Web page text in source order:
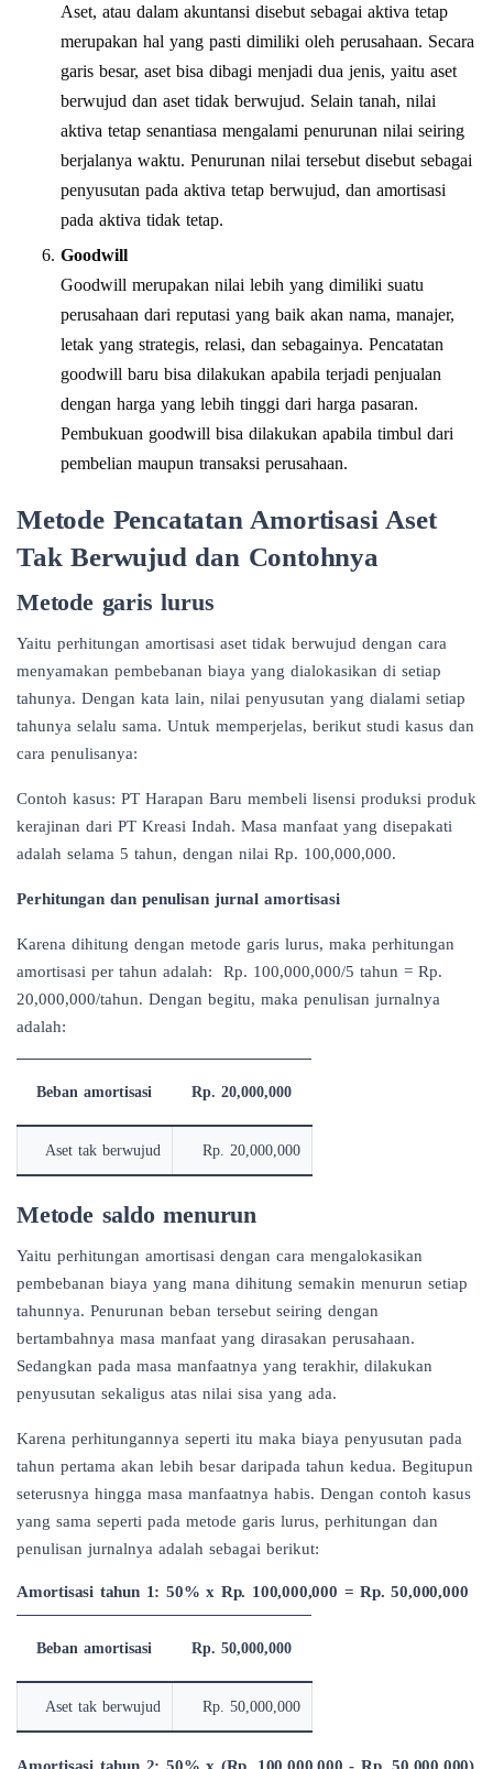
Aset, atau dalam akuntansi disebut sebagai aktiva tetap
merupakan hal yang pasti dimiliki oleh perusahaan. Secara
garis besar, aset bisa dibagi menjadi dua jenis, yaitu aset
berwujud dan aset tidak berwujud. Selain tanah, nilai
aktiva tetap senantiasa mengalami penurunan nilai seiring
berjalanya waktu. Penurunan nilai tersebut disebut sebagai
penyusutan pada aktiva tetap berwujud, dan amortisasi
pada aktiva tidak tetap.
Goodwill
Goodwill merupakan nilai lebih yang dimiliki suatu
perusahaan dari reputasi yang baik akan nama, manajer,
letak yang strategis, relasi, dan sebagainya. Pencatatan
goodwill baru bisa dilakukan apabila terjadi penjualan
dengan harga yang lebih tinggi dari harga pasaran.
Pembukuan goodwill bisa dilakukan apabila timbul dari
pembelian maupun transaksi perusahaan.
Metode Pencatatan Amortisasi Aset
Tak Berwujud dan Contohnya
Metode garis lurus
Yaitu perhitungan amortisasi aset tidak berwujud dengan cara
menyamakan pembebanan biaya yang dialokasikan di setiap
tahunya. Dengan kata lain, nilai penyusutan yang dialami setiap
tahunya selalu sama. Untuk memperjelas, berikut studi kasus dan
cara penulisanya:
Contoh kasus: PT Harapan Baru membeli lisensi produksi produk
kerajinan dari PT Kreasi Indah. Masa manfaat yang disepakati
adalah selama 5 tahun, dengan nilai Rp. 100,000,000.
Perhitungan dan penulisan jurnal amortisasi
Karena dihitung dengan metode garis lurus, maka perhitungan
amortisasi per tahun adalah: Rp. 100,000,000/5 tahun = Rp.
20,000,000/tahun. Dengan begitu, maka penulisan jurnalnya
adalah:
Beban amortisasi Rp. 20,000,000
Aset tak berwujud Rp. 20,000,000
Metode saldo menurun
Yaitu perhitungan amortisasi dengan cara mengalokasikan
pembebanan biaya yang mana dihitung semakin menurun setiap
tahunnya. Penurunan beban tersebut seiring dengan
bertambahnya masa manfaat yang dirasakan perusahaan.
Sedangkan pada masa manfaatnya yang terakhir, dilakukan
penyusutan sekaligus atas nilai sisa yang ada.
Karena perhitungannya seperti itu maka biaya penyusutan pada
tahun pertama akan lebih besar daripada tahun kedua. Begitupun
seterusnya hingga masa manfaatnya habis. Dengan contoh kasus
yang sama seperti pada metode garis lurus, perhitungan dan
penulisan jurnalnya adalah sebagai berikut:
Amortisasi tahun 1: 50% x Rp. 100,000,000 = Rp. 50,000,000
Beban amortisasi Rp. 50,000,000
Aset tak berwujud Rp. 50,000,000
Amortisasi tahun 2: 50% x (Rp. 100,000,000 - Rp. 50,000,000)